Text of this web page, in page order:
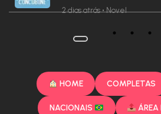
2 dias atrás•Novel
HOME COMPLETAS
NACIONAIS ÁREA